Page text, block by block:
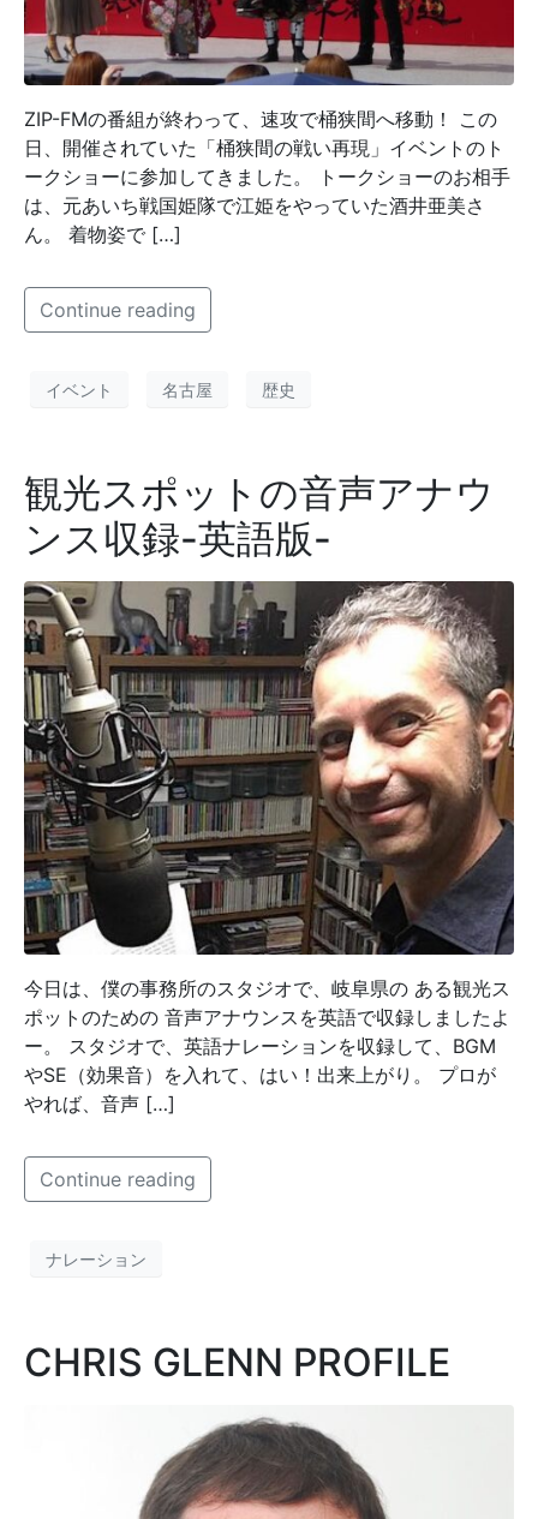
ZIP-FMの番組が終わって、速攻で桶狭間へ移動！ この
日、開催されていた「桶狭間の戦い再現」イベントのト
ークショーに参加してきました。 トークショーのお相手
は、元あいち戦国姫隊で江姫をやっていた酒井亜美さ
ん。 着物姿で […]
Continue reading
イベント 名古屋 歴史
観光スポットの音声アナウ
ンス収録-英語版-
今日は、僕の事務所のスタジオで、岐阜県の ある観光ス
ポットのための 音声アナウンスを英語で収録しましたよ
ー。 スタジオで、英語ナレーションを収録して、BGM
やSE（効果音）を入れて、はい！出来上がり。 プロが
やれば、音声 […]
Continue reading
ナレーション
CHRIS GLENN PROFILE